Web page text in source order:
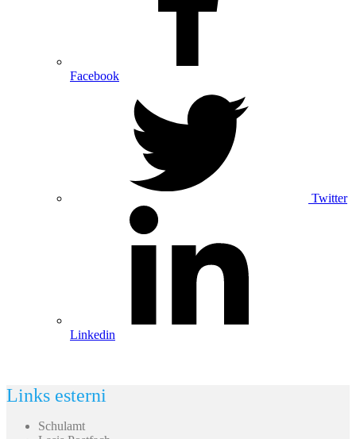
Facebook
Twitter
Linkedin
Links esterni
Schulamt